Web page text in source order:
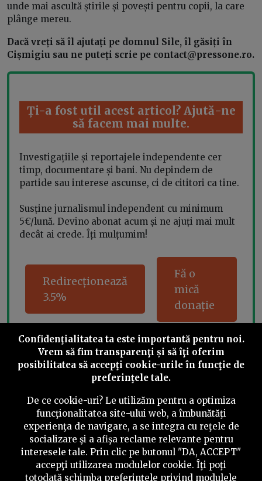
unde mai ascultă știrile și povești pentru copii, la care
plânge mereu.
Dacă vreți să îl ajutați pe domnul Sile, îl găsiți în
Cișmigiu sau ne puteți scrie pe contact@pressone.ro.
Ți-a fost util acest articol? Ajută-ne
să facem mai multe.
Investigațiile și reportajele independente cer
timp, documentare și bani. Nu depindem de
partide sau interese ascunse, ci de cititori ca tine.
Susține jurnalismul independent cu minimum
5€/lună. Devino abonat acum și ne ajuți mai mult
decât ai crede. Îți mulțumim!
Redirecționează
3.5%
Fă o
mică
donație
Share this
©2026PressOne.ro
RSSNewslettereDespre noiPolitica editorială
Confidenţialitatea ta este importantă pentru noi.
Vrem să fim transparenţi și să îţi oferim
posibilitatea să accepţi cookie-urile în funcţie de
preferinţele tale.
De ce cookie-uri? Le utilizăm pentru a optimiza
funcţionalitatea site-ului web, a îmbunătăţi
experienţa de navigare, a se integra cu reţele de
socializare şi a afişa reclame relevante pentru
interesele tale. Prin clic pe butonul "DA, ACCEPT"
accepţi utilizarea modulelor cookie. Îţi poţi
totodată schimba preferinţele privind modulele